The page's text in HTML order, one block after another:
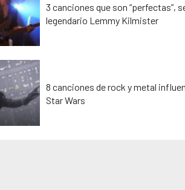
3 canciones que son “perfectas”,
legendario Lemmy Kilmister
8 canciones de rock y metal
Star Wars